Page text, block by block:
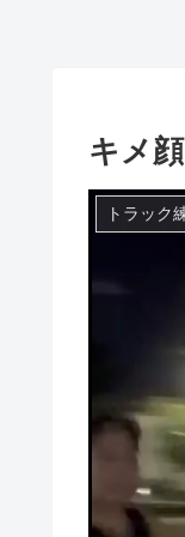
キメ
トラック